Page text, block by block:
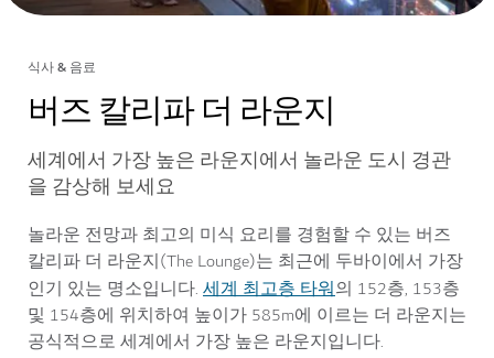
식사 & 음료
버즈 칼리파 더 라운지
세계에서 가장 높은 라운지에서 놀라운 도시 경관
을 감상해 보세요
놀라운 전망과 최고의 미식 요리를 경험할 수 있는 버즈
칼리파 더 라운지(The Lounge)는 최근에 두바이에서 가장
인기 있는 명소입니다. 세계 최고층 타워의 152층, 153층
및 154층에 위치하여 높이가 585m에 이르는 더 라운지는
공식적으로 세계에서 가장 높은 라운지입니다.